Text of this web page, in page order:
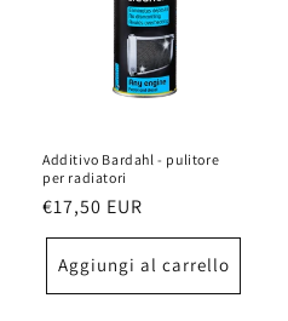
Additivo Bardahl - pulitore
per radiatori
Prezzo
di
listino
€17,50 EUR
Aggiungi al carrello